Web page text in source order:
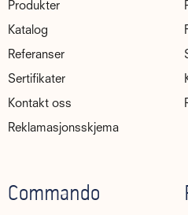
Produkter
Katalog
Referanser
Sertifikater
Kontakt oss
Reklamasjonsskjema
Commando